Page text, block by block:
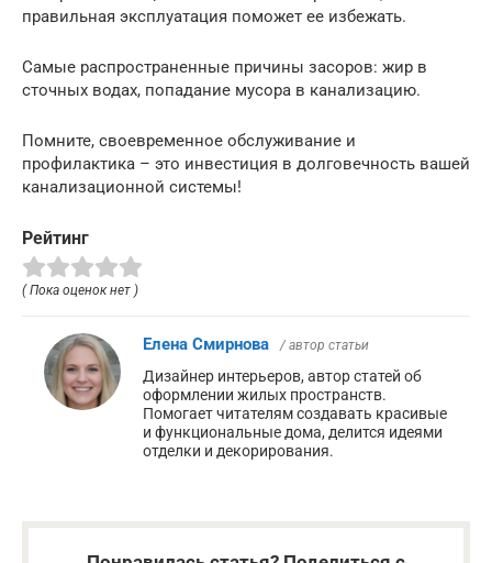
правильная эксплуатация поможет ее избежать.
Самые распространенные причины засоров: жир в
сточных водах, попадание мусора в канализацию.
Помните, своевременное обслуживание и
профилактика – это инвестиция в долговечность вашей
канализационной системы!
Рейтинг
( Пока оценок нет )
Елена Смирнова / автор статьи
Дизайнер интерьеров, автор статей об
оформлении жилых пространств.
Помогает читателям создавать красивые
и функциональные дома, делится идеями
отделки и декорирования.